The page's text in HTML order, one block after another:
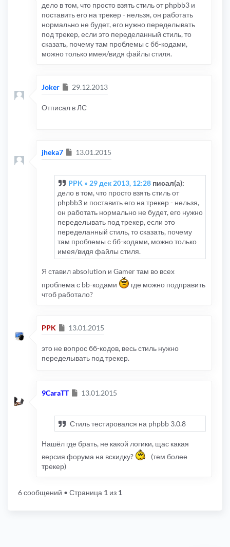
дело в том, что просто взять стиль от phpbb3 и
поставить его на трекер - нельзя, он работать
нормально не будет, его нужно переделывать
под трекер, если это переделанный стиль, то
сказать, почему там проблемы с бб-кодами,
можно только имея/видя файлы стиля.
Joker Сообщение
29.12.2013
Отписал в ЛС
jheka7 Сообщение
13.01.2015
PPK » 29 дек 2013, 12:28писал(а):
дело в том, что просто взять стиль от
phpbb3 и поставить его на трекер - нельзя,
он работать нормально не будет, его нужно
переделывать под трекер, если это
переделанный стиль, то сказать, почему
там проблемы с бб-кодами, можно только
имея/видя файлы стиля.
Я ставил absolution и Gamer там во всех
проблема с bb-кодами
где можно подправить
чтоб работало?
PPK Сообщение
13.01.2015
это не вопрос бб-кодов, весь стиль нужно
переделывать под трекер.
9CaraTT Сообщение
13.01.2015
Стиль тестировался на phpbb 3.0.8
Нашёл где брать, не какой логики, щас какая
версия форума на вскидку?
(тем более
трекер)
6 сообщений • Страница 1 из 1